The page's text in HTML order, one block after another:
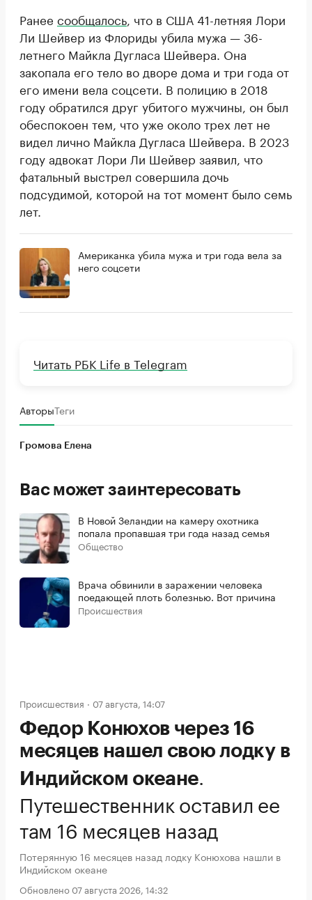
Ранее сообщалось , что в США 41-летняя Лори
Ли Шейвер из Флориды убила мужа — 36-
летнего Майкла Дугласа Шейвера. Она
закопала его тело во дворе дома и три года от
его имени вела соцсети. В полицию в 2018
году обратился друг убитого мужчины, он был
обеспокоен тем, что уже около трех лет не
видел лично Майкла Дугласа Шейвера. В 2023
году адвокат Лори Ли Шейвер заявил, что
фатальный выстрел совершила дочь
подсудимой, которой на тот момент было семь
лет.
Американка убила мужа и три года вела за
него соцсети
Читать РБК Life в Telegram
АвторыТеги
Громова Елена
Вас может заинтересовать
В Новой Зеландии на камеру охотника
попала пропавшая три года назад семья
Общество
Врача обвинили в заражении человека
поедающей плоть болезнью. Вот причина
Происшествия
Происшествия 07 августа, 14:07
Федор Конюхов через 16
месяцев нашел свою лодку в
Индийском океане.
Путешественник оставил ее
там 16 месяцев назад
Потерянную 16 месяцев назад лодку Конюхова нашли в
Индийском океане
Обновлено 07 августа 2026, 14:32